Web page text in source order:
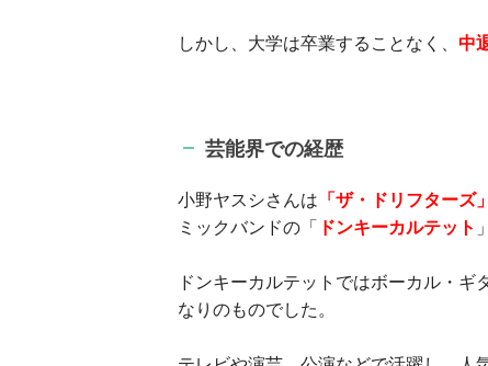
しかし、大学は卒業することなく、 中
芸能界での経歴
小野ヤスシさんは 「ザ・ドリフターズ
ミックバンドの「 ドンキーカルテット
ドンキーカルテットではボーカル・
なりのものでした。